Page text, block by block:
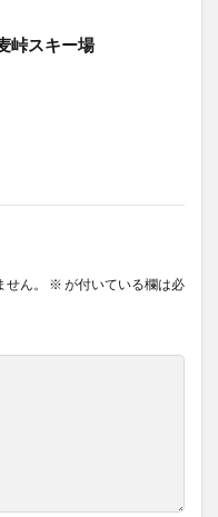
峠スキー場
ん。 ※ が付いている欄は必